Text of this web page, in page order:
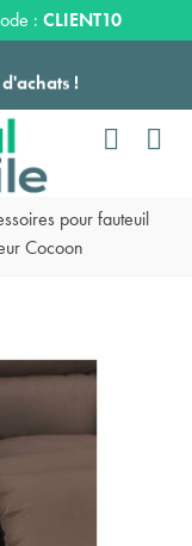
domicile
pour fauteuil
Cocoon
: CLIENT10
!
partir de 100
ouvrées*
ouvrées*

